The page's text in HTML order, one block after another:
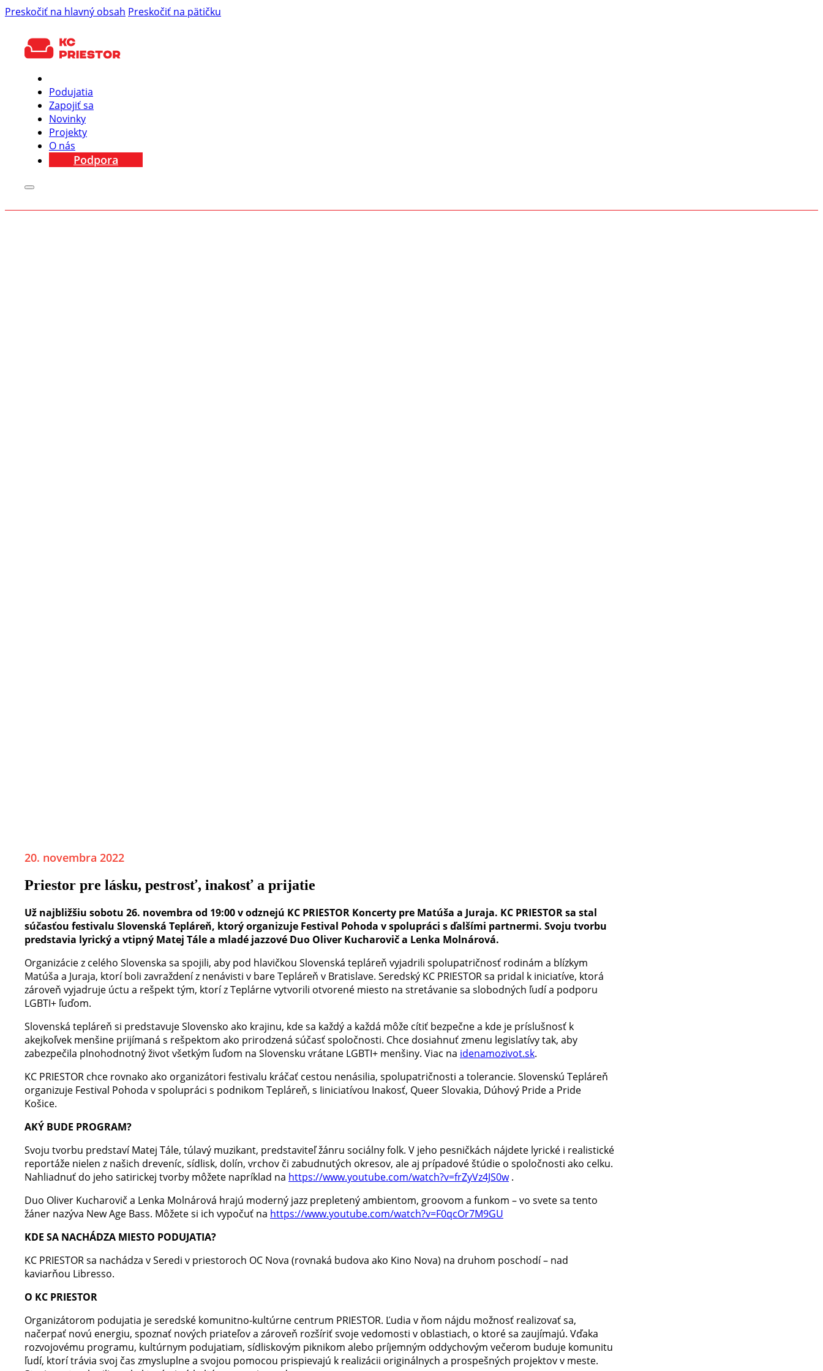
Preskočiť na hlavný obsah Preskočiť na pätičku
Podujatia
Zapojiť sa
Novinky
Projekty
O nás
Podpora
20. novembra 2022
Priestor pre lásku, pestrosť, inakosť a prijatie
Už najbližšiu sobotu 26. novembra od 19:00 v odznejú KC PRIESTOR Koncerty pre Matúša a Juraja. KC PRIESTOR sa stal
súčasťou festivalu Slovenská Tepláreň, ktorý organizuje Festival Pohoda v spolupráci s ďalšími partnermi. Svoju tvorbu
predstavia lyrický a vtipný Matej Tále a mladé jazzové Duo Oliver Kucharovič a Lenka Molnárová.
Organizácie z celého Slovenska sa spojili, aby pod hlavičkou Slovenská tepláreň vyjadrili spolupatričnosť rodinám a blízkym
Matúša a Juraja, ktorí boli zavraždení z nenávisti v bare Tepláreň v Bratislave. Seredský KC PRIESTOR sa pridal k iniciatíve, ktorá
zároveň vyjadruje úctu a rešpekt tým, ktorí z Teplárne vytvorili otvorené miesto na stretávanie sa slobodných ľudí a podporu
LGBTI+ ľuďom.
Slovenská tepláreň si predstavuje Slovensko ako krajinu, kde sa každý a každá môže cítiť bezpečne a kde je príslušnosť k
akejkoľvek menšine prijímaná s rešpektom ako prirodzená súčasť spoločnosti. Chce dosiahnuť zmenu legislatívy tak, aby
zabezpečila plnohodnotný život všetkým ľuďom na Slovensku vrátane LGBTI+ menšiny. Viac na idenamozivot.sk.
KC PRIESTOR chce rovnako ako organizátori festivalu kráčať cestou nenásilia, spolupatričnosti a tolerancie. Slovenskú Tepláreň
organizuje Festival Pohoda v spolupráci s podnikom Tepláreň, s Iiniciatívou Inakosť, Queer Slovakia, Dúhový Pride a Pride
Košice.
AKÝ BUDE PROGRAM?
Svoju tvorbu predstaví Matej Tále, túlavý muzikant, predstaviteľ žánru sociálny folk. V jeho pesničkách nájdete lyrické i realistické
reportáže nielen z našich dreveníc, sídlisk, dolín, vrchov či zabudnutých okresov, ale aj prípadové štúdie o spoločnosti ako celku.
Nahliadnuť do jeho satirickej tvorby môžete napríklad na https://www.youtube.com/watch?v=frZyVz4JS0w.
Duo Oliver Kucharovič a Lenka Molnárová hrajú moderný jazz prepletený ambientom, groovom a funkom – vo svete sa tento
žáner nazýva New Age Bass. Môžete si ich vypočuť na https://www.youtube.com/watch?v=F0qcOr7M9GU
KDE SA NACHÁDZA MIESTO PODUJATIA?
KC PRIESTOR sa nachádza v Seredi v priestoroch OC Nova (rovnaká budova ako Kino Nova) na druhom poschodí – nad
kaviarňou Libresso.
O KC PRIESTOR
Organizátorom podujatia je seredské komunitno-kultúrne centrum PRIESTOR. Ľudia v ňom nájdu možnosť realizovať sa,
načerpať novú energiu, spoznať nových priateľov a zároveň rozšíriť svoje vedomosti v oblastiach, o ktoré sa zaujímajú. Vďaka
rozvojovému programu, kultúrnym podujatiam, sídliskovým piknikom alebo príjemným oddychovým večerom buduje komunitu
ľudí, ktorí trávia svoj čas zmysluplne a svojou pomocou prispievajú k realizácii originálnych a prospešných projektov v meste.